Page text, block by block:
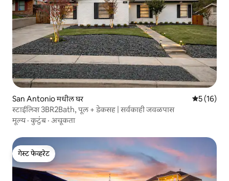
San Antonio मधील घर 5 पैकी 5
5 (16)
स्टाईलिश 3BR2Bath, पूल + डेकसह | सर्वकाही जवळपास
मूल्य·कुटुंब· अचूकता
गेस्ट फेव्हरेट
गेस्ट फेव्हरेट